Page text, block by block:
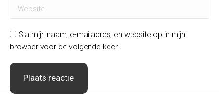
Website
Sla mijn naam, e-mailadres, en website op in mijn
browser voor de volgende keer.
Plaats reactie